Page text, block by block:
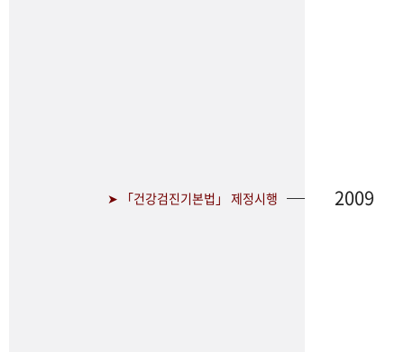
➤ 「건강검진기본법」 제정시행 2009